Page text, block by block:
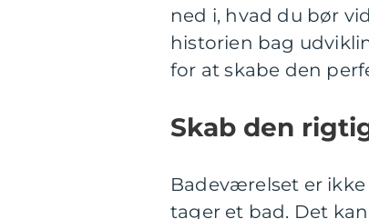
ned i, hvad du bør
historien bag
for at skabe den
Skab den
Badeværelset er
tager et bad. Det